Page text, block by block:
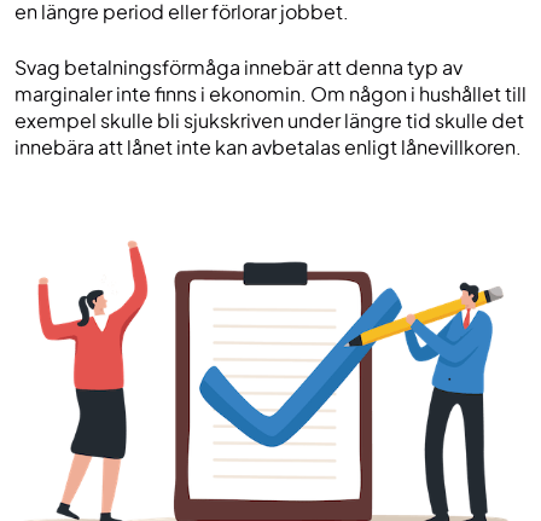
en längre period eller förlorar jobbet.
Svag betalningsförmåga innebär att denna typ av
marginaler inte finns i ekonomin. Om någon i hushållet till
exempel skulle bli sjukskriven under längre tid skulle det
innebära att lånet inte kan avbetalas enligt lånevillkoren.